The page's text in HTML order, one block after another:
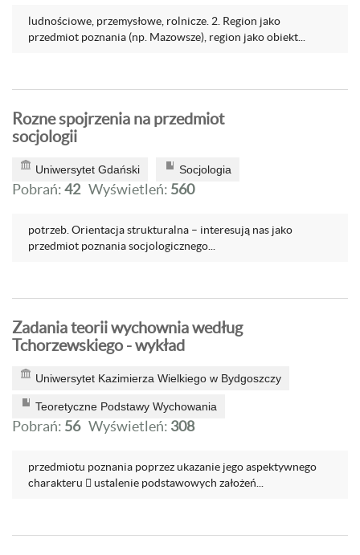
ludnościowe, przemysłowe, rolnicze. 2. Region jako
przedmiot poznania (np. Mazowsze), region jako obiekt...
Rozne spojrzenia na przedmiot
socjologii
Uniwersytet Gdański Socjologia
Pobrań:42 Wyświetleń: 560
potrzeb. Orientacja strukturalna – interesują nas jako
przedmiot poznania socjologicznego...
Zadania teorii wychownia według
Tchorzewskiego - wykład
Uniwersytet Kazimierza Wielkiego w Bydgoszczy
Teoretyczne Podstawy Wychowania
Pobrań: 56 Wyświetleń: 308
przedmiotu poznania poprzez ukazanie jego aspektywnego
charakteru  ustalenie podstawowych założeń...